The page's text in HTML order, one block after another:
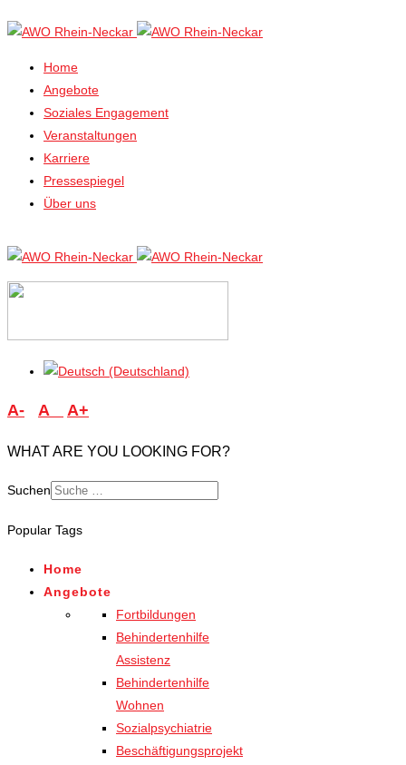
Home
Angebote
Soziales Engagement
Veranstaltungen
Karriere
Pressespiegel
Über uns
A- A A+
WHAT ARE YOU LOOKING FOR?
Suchen
Popular Tags
Home
Angebote
Fortbildungen
Behindertenhilfe
Assistenz
Behindertenhilfe
Wohnen
Sozialpsychiatrie
Beschäftigungsprojekt